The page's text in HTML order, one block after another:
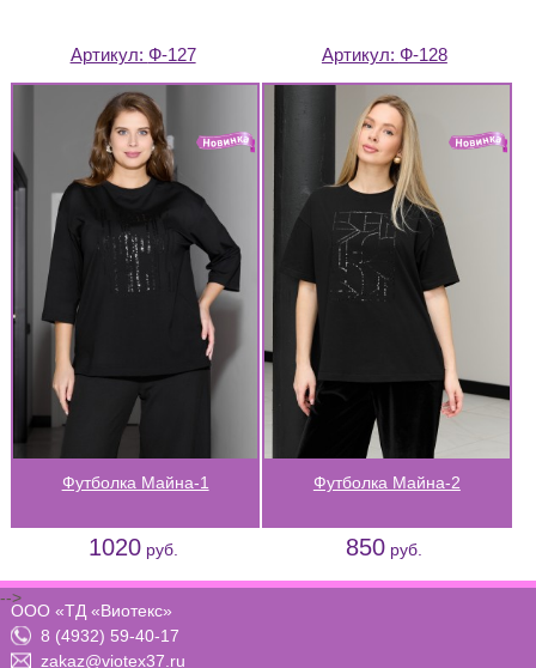
Артикул: Ф-127
Футболка Майна-1
1020руб.
Артикул: Ф-128
Футболка Майна-2
850 руб.
ООО «ТД «Виотекс»
8 (4932) 59-40-17
zakaz@viotex37.ru
-->